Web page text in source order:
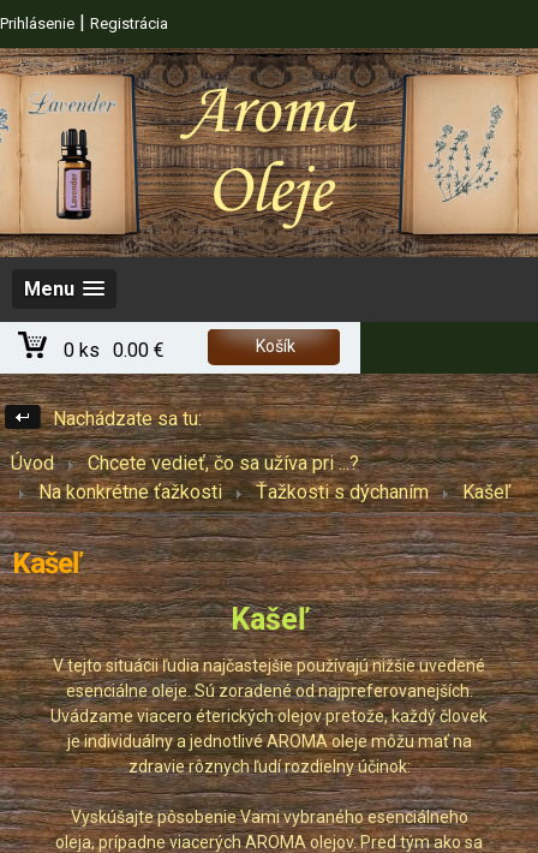
Prihlásenie | Registrácia
Menu
0 ks 0.00 € Košík
Nachádzate sa tu:
Úvod
Chcete vedieť, čo sa užíva pri ...?
Na konkrétne ťažkosti
Ťažkosti s dýchaním Kašeľ
Kašeľ
Kašeľ
V tejto situácii ľudia najčastejšie používajú nižšie uvedené
esenciálne oleje. Sú zoradené od najpreferovanejších.
Uvádzame viacero éterických olejov pretože, každý človek
je individuálny a jednotlivé AROMA oleje môžu mať na
zdravie rôznych ľudí rozdielny účinok:
Vyskúšajte pôsobenie Vami vybraného esenciálneho
oleja, prípadne viacerých AROMA olejov. Pred tým ako sa